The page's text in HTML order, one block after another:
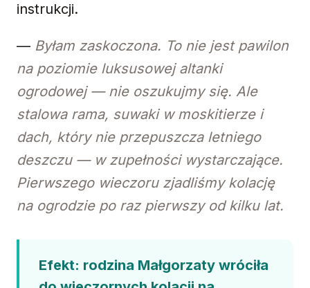
instrukcji.
— Byłam zaskoczona. To nie jest pawilon
na poziomie luksusowej altanki
ogrodowej — nie oszukujmy się. Ale
stalowa rama, suwaki w moskitierze i
dach, który nie przepuszcza letniego
deszczu — w zupełności wystarczające.
Pierwszego wieczoru zjadliśmy kolację
na ogrodzie po raz pierwszy od kilku lat.
Efekt: rodzina Małgorzaty wróciła